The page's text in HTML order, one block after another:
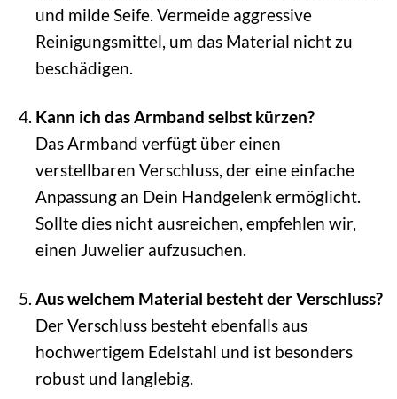
und milde Seife. Vermeide aggressive
Reinigungsmittel, um das Material nicht zu
beschädigen.
Kann ich das Armband selbst kürzen?
Das Armband verfügt über einen
verstellbaren Verschluss, der eine einfache
Anpassung an Dein Handgelenk ermöglicht.
Sollte dies nicht ausreichen, empfehlen wir,
einen Juwelier aufzusuchen.
Aus welchem Material besteht der Verschluss?
Der Verschluss besteht ebenfalls aus
hochwertigem Edelstahl und ist besonders
robust und langlebig.